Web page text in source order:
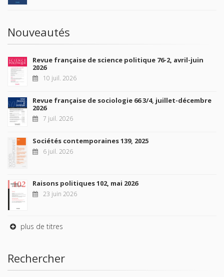
Nouveautés
Revue française de science politique 76-2, avril-juin
2026
10 juil. 2026
Revue française de sociologie 66 3/4, juillet-décembre
2026
7 juil. 2026
Sociétés contemporaines 139, 2025
6 juil. 2026
Raisons politiques 102, mai 2026
23 juin 2026
plus de titres
Rechercher